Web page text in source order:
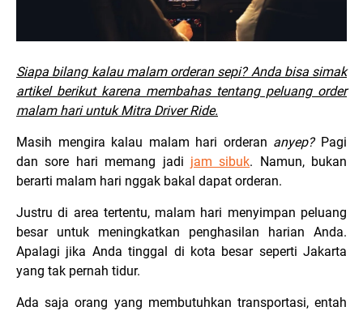
Siapa bilang kalau malam orderan sepi? Anda bisa simak
artikel berikut karena membahas tentang peluang order
malam hari untuk Mitra Driver Ride.
Masih mengira kalau malam hari orderan anyep? Pagi
dan sore hari memang jadi jam sibuk. Namun, bukan
berarti malam hari nggak bakal dapat orderan.
Justru di area tertentu, malam hari menyimpan peluang
besar untuk meningkatkan penghasilan harian Anda.
Apalagi jika Anda tinggal di kota besar seperti Jakarta
yang tak pernah tidur.
Ada saja orang yang membutuhkan transportasi, entah